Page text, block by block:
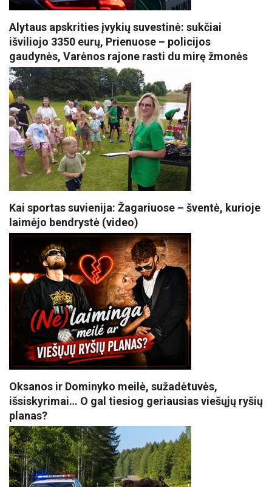
Alytaus apskrities įvykių suvestinė: sukčiai
išviliojo 3350 eurų, Prienuose – policijos
gaudynės, Varėnos rajone rasti du mirę žmonės
Kai sportas suvienija: Žagariuose – šventė, kurioje
laimėjo bendrystė (video)
Oksanos ir Dominyko meilė, sužadėtuvės,
išsiskyrimai… O gal tiesiog geriausias viešųjų ryšių
planas?